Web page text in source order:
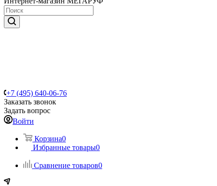
+7 (495) 640-06-76
Заказать звонок
Задать вопрос
Войти
Корзина0
Избранные товары0
Сравнение товаров0